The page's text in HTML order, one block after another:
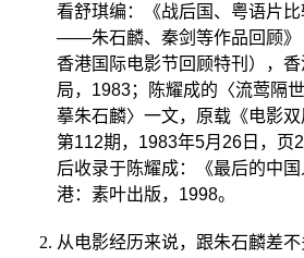
看舒琪编：《战后国、粤语片
——朱石麟、秦剑等作品回顾
香港国际电影节回顾特刊），
局， 1983；陈耀成的〈流莺隔
摹朱石麟〉一文，原载《电影双
第112期， 1983年5月 26 日，页
后收录于陈耀成：《最后的中
港：素叶出版， 1998。
从电影经历来说，跟朱石麟差